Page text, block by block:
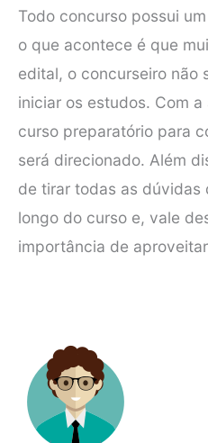
Todo concurso possui
o que acontece é que
edital, o concurseiro não
iniciar os estudos. Com
curso preparatório para
será direcionado. Além
de tirar todas as dúvidas
longo do curso e, vale
importância de